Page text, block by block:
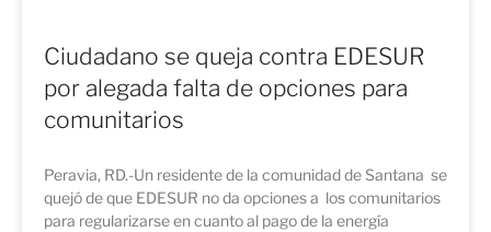
Ciudadano se queja contra EDESUR
por alegada falta de opciones para
comunitarios
Peravia, RD.-Un residente de la comunidad de Santana se
quejó de que EDESUR no da opciones a los comunitarios
para regularizarse en cuanto al pago de la energía